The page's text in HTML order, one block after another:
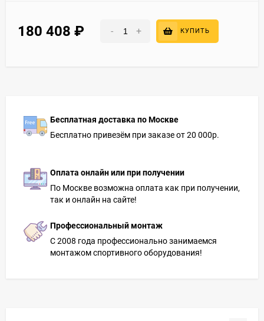
180 408 - + КУПИТЬ
Бесплатная доставка по Москве
Бесплатно привезём при заказе от 20 000р.
Оплата онлайн или при получении
По Москве возможна оплата как при получении,
так и онлайн на сайте!
Профессиональный монтаж
С 2008 года профессионально занимаемся
монтажом спортивного оборудования!